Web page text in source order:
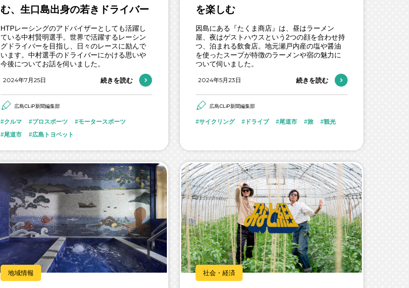
む、生口島出身の若きドライバー
HTPレーシングのアドバイザーとしても活躍し
ている中村賢明選手。世界で活躍するレーシン
グドライバーを目指し、日々のレースに励んで
います。中村選手のドライバーにかける思いや
今後についてお話を伺いました。
2024年7月25日 続きを読む
広島CLiP新聞編集部
クルマ プロスポーツ
モータースポーツ
尾道市
広島トヨペット
を楽しむ
因島にある『たくま商店』は、昼はラーメン
屋、夜はゲストハウスという2つの顔を合わせ持
つ、泊まれる飲食店。地元瀬戸内産の塩や醤油
を使ったスープが特徴のラーメンや宿の魅力に
ついて伺いました。
2024年5月23日 続きを読む
広島CLiP新聞編集部
サイクリング ドライブ 尾道市 旅 観光
地域情報 社会・経済